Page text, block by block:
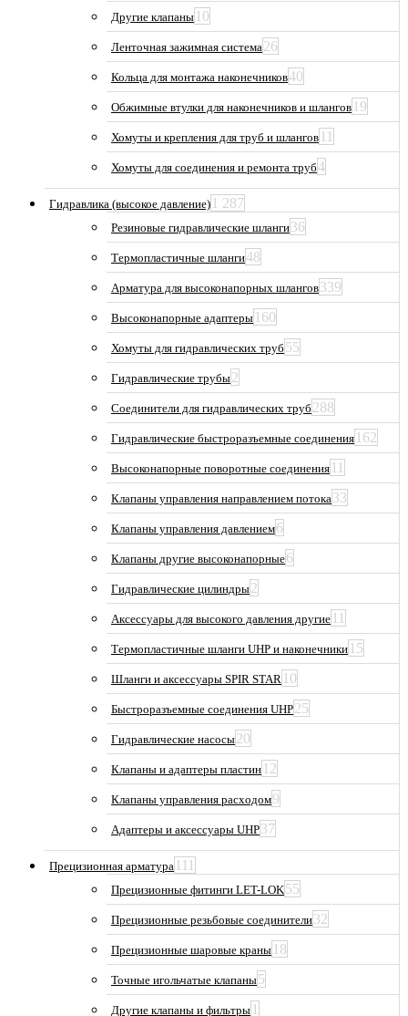
Другие клапаны 10
Ленточная зажимная система26
Кольца для монтажа наконечников40
Обжимные втулки для наконечников и шлангов 19
Хомуты и крепления для труб и шлангов 11
Хомуты для соединения и ремонта труб4
Гидравлика (высокое давление) 1 287
Резиновые гидравлические шланги36
Термопластичные шланги48
Арматура для высоконапорных шлангов339
Высоконапорные адаптеры 160
Хомуты для гидравлических труб 55
Гидравлические трубы2
Соединители для гидравлических труб 288
Гидравлические быстроразъемные соединения 162
Высоконапорные поворотные соединения 11
Клапаны управления направлением потока33
Клапаны управления давлением6
Клапаны другие высоконапорные6
Гидравлические цилиндры2
Аксессуары для высокого давления другие 11
Термопластичные шланги UHP и наконечники 15
Шланги и аксессуары SPIR STAR 10
Быстроразъемные соединения UHP25
Гидравлические насосы20
Клапаны и адаптеры пластин 12
Клапаны управления расходом9
Адаптеры и аксессуары UHP37
Прецизионная арматура 111
Прецизионные фитинги LET-LOK55
Прецизионные резьбовые соединители32
Прецизионные шаровые краны 18
Точные игольчатые клапаны5
Другие клапаны и фильтры 1